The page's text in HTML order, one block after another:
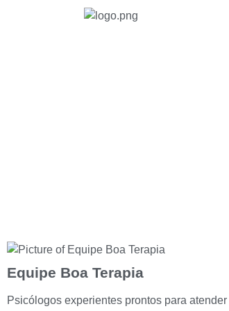
Equipe Boa Terapia
Psicólogos experientes prontos para